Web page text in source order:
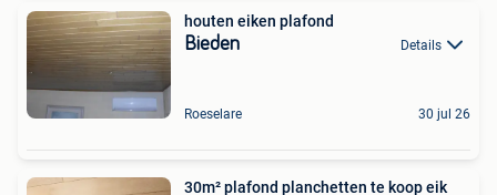
houten eiken plafond
Bieden Details
Roeselare 30 jul 26
30m² plafond planchetten te koop eik